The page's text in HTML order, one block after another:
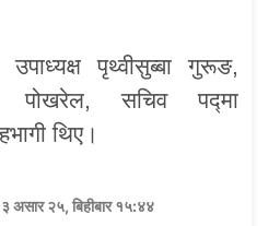
पृथ्वीसुब्बा गुरूङ,
पोखरेल, सचिव पद्मा
थिए।
असार २५, बिहीबार १५:४४